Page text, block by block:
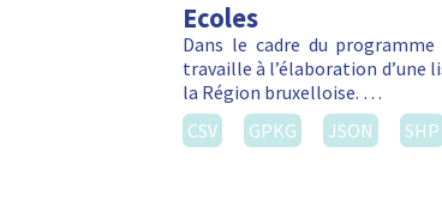
Ecoles
Dans le cadre du
travaille à l’élaboration d’une
la Région bruxelloise. …
CSV
GPKG JSON SHP